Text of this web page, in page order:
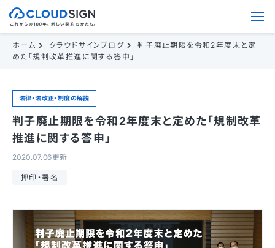
ホーム クラウドサインブログ
判子廃止期限を令和2年度末と定
めた「規制改革推進に関する答申」
法律・法改正・制度の解説
判子廃止期限を令和2年度末と定めた「規制改革
推進に関する答申」
2020.07.06更新
押印・署名